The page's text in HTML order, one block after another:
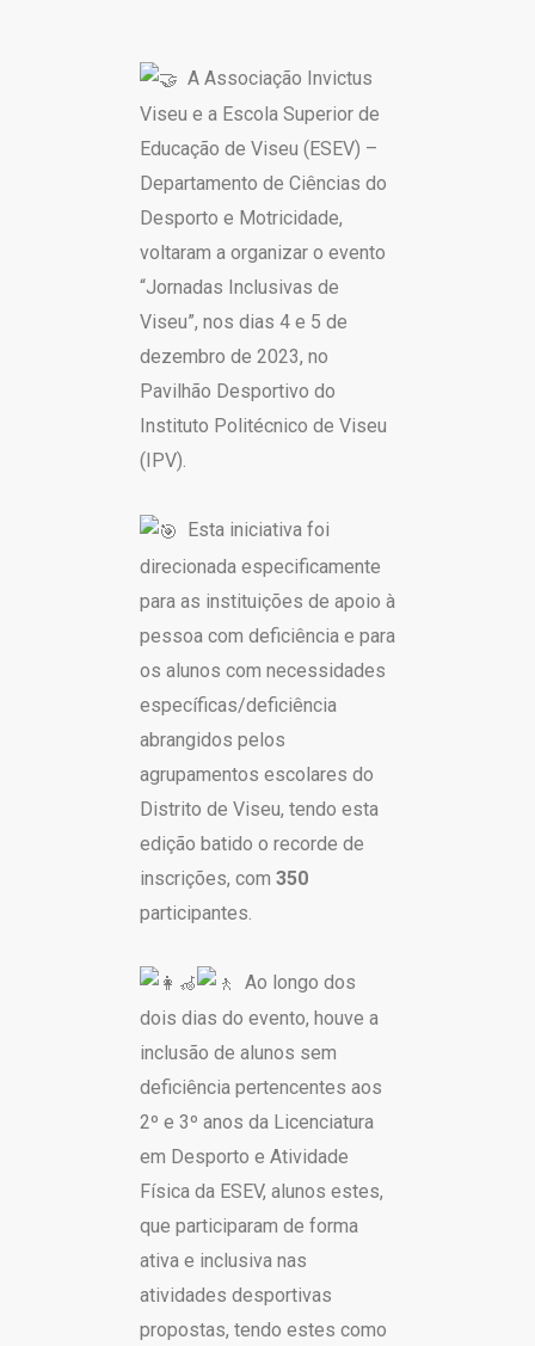
A Associação Invictus
Viseu e a Escola Superior de
Educação de Viseu (ESEV) –
Departamento de Ciências do
Desporto e Motricidade,
voltaram a organizar o evento
“Jornadas Inclusivas de
Viseu”, nos dias 4 e 5 de
dezembro de 2023, no
Pavilhão Desportivo do
Instituto Politécnico de Viseu
(IPV).
Esta iniciativa foi
direcionada especificamente
para as instituições de apoio à
pessoa com deficiência e para
os alunos com necessidades
específicas/deficiência
abrangidos pelos
agrupamentos escolares do
Distrito de Viseu, tendo esta
edição batido o recorde de
inscrições, com 350
participantes.
Ao longo dos
dois dias do evento, houve a
inclusão de alunos sem
deficiência pertencentes aos
2º e 3º anos da Licenciatura
em Desporto e Atividade
Física da ESEV, alunos estes,
que participaram de forma
ativa e inclusiva nas
atividades desportivas
propostas, tendo estes como